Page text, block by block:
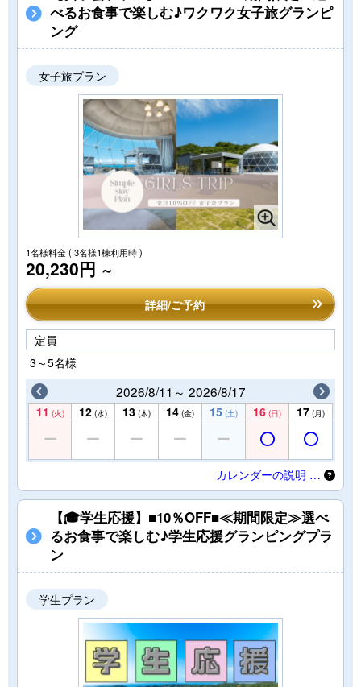
べるお食事で楽しむ♪ワクワク女子旅グランピ
ング
女子旅プラン
1名様料金( 3名様1棟利用時 )
20,230円 ～
詳細/ご予約
定員
3～5名様
2026/8/11～ 2026/8/17
11 (火) 12 (水) 13 (木) 14 (金) 15 (土) 16 (日) 17 (月)
カレンダーの説明 …
【🎓学生応援】■10％OFF■≪期間限定≫選べ
るお食事で楽しむ♪学生応援グランピングプラ
ン
学生プラン